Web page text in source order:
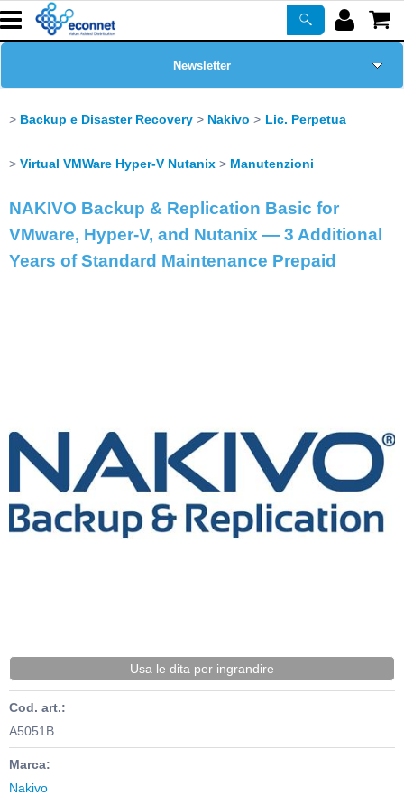
Chi siamo
Prodotti
Corsi
Newsletter
Backup e Disaster Recovery Nakivo Lic. Perpetua
Virtual VMWare Hyper-V Nutanix Manutenzioni
NAKIVO Backup & Replication Basic for
VMware, Hyper-V, and Nutanix — 3 Additional
Years of Standard Maintenance Prepaid
Usa le dita per ingrandire
Cod. art.:
A5051B
Marca:
Nakivo